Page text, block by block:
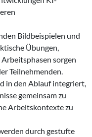
Bildbeispielen und
Übungen,
sorgen
Teilnehmenden.
in den Ablauf integriert,
gemeinsam zu
Arbeitskontexte zu
durch gestufte